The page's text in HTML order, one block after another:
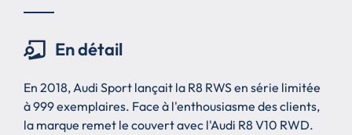
En détail
En 2018, Audi Sport lançait la R8 RWS en série limitée
à 999 exemplaires. Face à l'enthousiasme des clients,
la marque remet le couvert avec l'Audi R8 V10 RWD.